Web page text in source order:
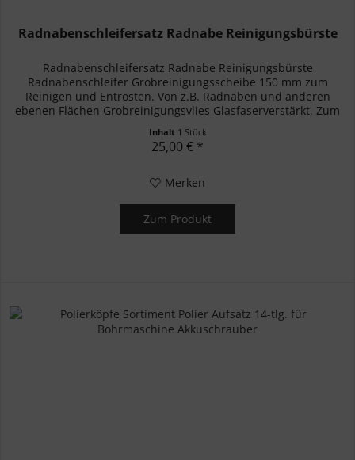
Radnabenschleifersatz Radnabe Reinigungsbürste
Radnabenschleifersatz Radnabe Reinigungsbürste
Radnabenschleifer Grobreinigungsscheibe 150 mm zum
Reinigen und Entrosten. Von z.B. Radnaben und anderen
ebenen Flächen Grobreinigungsvlies Glasfaserverstärkt. Zum
Inhalt 1 Stück
25,00 € *
Merken
Zum Produkt